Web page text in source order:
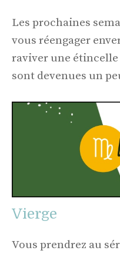
Les prochaines
vous réengager
raviver une étincelle
sont devenues un
Vierge
Vous prendrez au